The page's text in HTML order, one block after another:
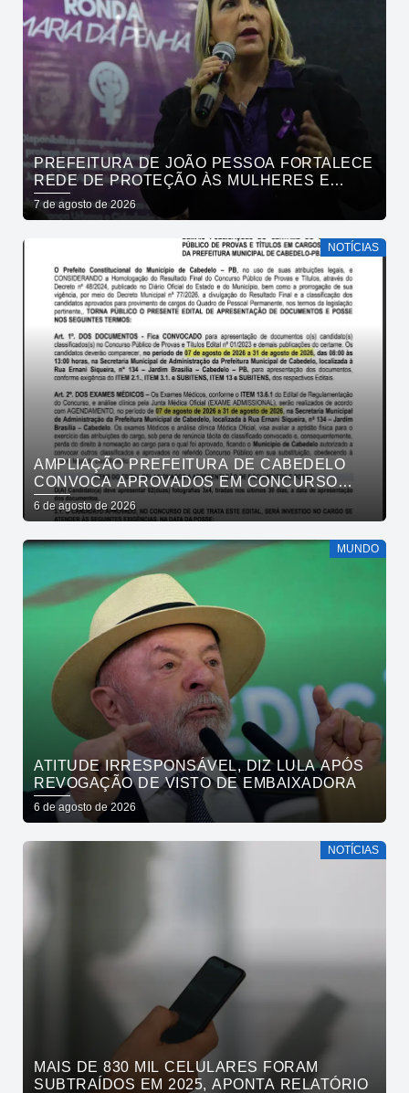
PREFEITURA DE JOÃO PESSOA FORTALECE
REDE DE PROTEÇÃO ÀS MULHERES E
ENTENDE QUE ACOLHER É SALVAR VIDAS
7 de agosto de 2026
NOTÍCIAS
AMPLIAÇÃO PREFEITURA DE CABEDELO
CONVOCA APROVADOS EM CONCURSO
PÚBLICO DA SAÚDE PARA APRESENTAÇÃO
DE DOCUMENTOS
6 de agosto de 2026
MUNDO
ATITUDE IRRESPONSÁVEL, DIZ LULA APÓS
REVOGAÇÃO DE VISTO DE EMBAIXADORA
6 de agosto de 2026
NOTÍCIAS
MAIS DE 830 MIL CELULARES FORAM
SUBTRAÍDOS EM 2025, APONTA RELATÓRIO